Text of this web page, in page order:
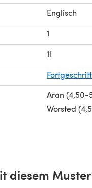
Englisch
1
11
Aran (4,50-
Worsted
diesem Muster